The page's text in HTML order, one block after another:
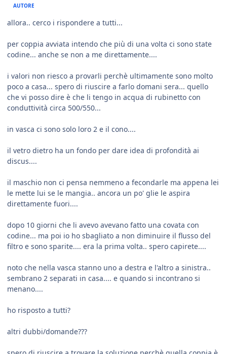
AUTORE
allora.. cerco i rispondere a tutti...
per coppia avviata intendo che più di una volta ci sono state
codine... anche se non a me direttamente....
i valori non riesco a provarli perchè ultimamente sono molto
poco a casa... spero di riuscire a farlo domani sera... quello
che vi posso dire è che li tengo in acqua di rubinetto con
conduttività circa 500/550...
in vasca ci sono solo loro 2 e il cono....
il vetro dietro ha un fondo per dare idea di profondità ai
discus....
il maschio non ci pensa nemmeno a fecondarle ma appena lei
le mette lui se le mangia.. ancora un po' glie le aspira
direttamente fuori....
dopo 10 giorni che li avevo avevano fatto una covata con
codine... ma poi io ho sbagliato a non diminuire il flusso del
filtro e sono sparite.... era la prima volta.. spero capirete....
noto che nella vasca stanno uno a destra e l'altro a sinistra..
sembrano 2 separati in casa.... e quando si incontrano si
menano....
ho risposto a tutti?
altri dubbi/domande???